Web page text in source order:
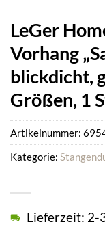
LeGer
Vorhang
blickdicht,
Größen, 1
Lieferzeit: 2-
Artikelnummer:
Kategorie: